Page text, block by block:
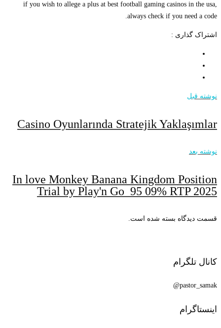
if you wish to allege a plus at best football gaming casinos in the usa,
always check if you need a code.
اشتراک گذاری :
نوشته قبل
Casino Oyunlarında Stratejik Yaklaşımlar
نوشته بعد
In love Monkey Banana Kingdom Position
Trial by Play'n Go ️ 95 09% RTP 2025
قسمت دیدگاه بسته شده است.
کانال تلگرام
pastor_samak@
اینستاگرام